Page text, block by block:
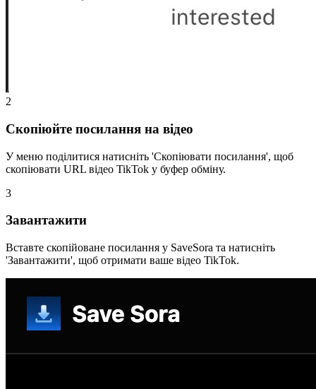
2
Скопіюйте посилання на відео
У меню поділитися натисніть 'Скопіювати посилання', щоб
скопіювати URL відео TikTok у буфер обміну.
3
Завантажити
Вставте скопійоване посилання у SaveSora та натисніть
'Завантажити', щоб отримати ваше відео TikTok.